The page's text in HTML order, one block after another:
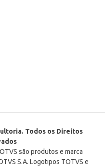
Todos os Direitos
são produtos e marca
S.A. Logotipos TOTVS e